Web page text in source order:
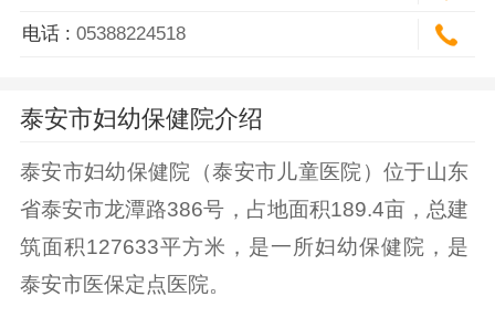
电话 :05388224518
泰安市妇幼保健院介绍
泰安市妇幼保健院（泰安市儿童医院）位于山东
省泰安市龙潭路386号，占地面积189.4亩，总建
筑面积127633平方米，是一所妇幼保健院，是
泰安市医保定点医院。